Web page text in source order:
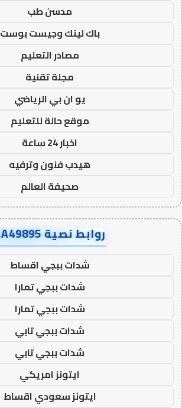
مدسن طب
باك لينك وجيست بوست
مصادر التعليم
مجلة تقنية
يو ان بي الرياضي
موقع حالة للتعليم
اخبار 24 ساعة
هيدب فنون وترفيه
صحيفة العالم
روابط نصية AA49895
شدات ببجي اقساط
شدات ببجي تمارا
شدات ببجي تمارا
شدات ببجي تابي
شدات ببجي تابي
ايتونز امريكي
ايتونز سعودي اقساط